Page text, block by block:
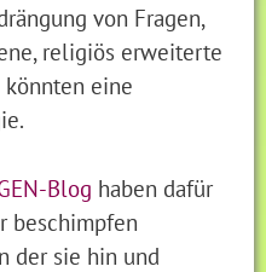
von Fragen,
religiös erweiterte
eine
Blog haben dafür
beschimpfen
der sie hin und